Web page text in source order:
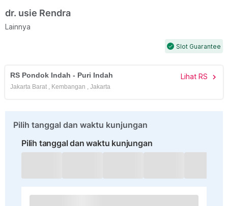
dr. usie Rendra
Lainnya
check Slot Guarantee
RS Pondok Indah - Puri Indah Lihat RS chevron_right
Jakarta Barat , Kembangan , Jakarta
Pilih tanggal dan waktu kunjungan
Pilih tanggal dan waktu kunjungan